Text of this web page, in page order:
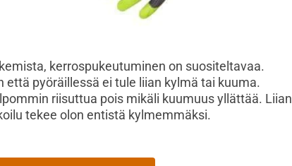
kerrospukeutuminen on suositeltavaa.
pyöräillessä ei tule liian kylmä tai kuuma.
riisuttua pois mikäli kuumuus yllättää. Liian
tekee olon entistä kylmemmäksi.